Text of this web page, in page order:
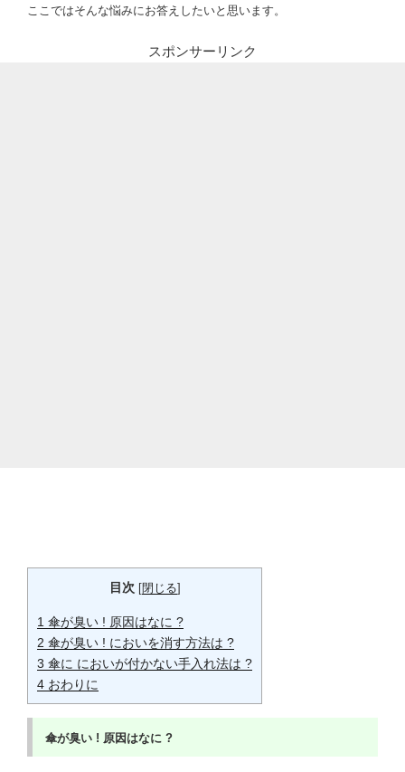
ここではそんな悩みにお答えしたいと思います。
スポンサーリンク
目次 [閉じる]
1 傘が臭い ! 原因はなに ?
2 傘が臭い ! においを消す方法は ?
3 傘に においが付かない手入れ法は ?
4 おわりに
傘が臭い ! 原因はなに ?